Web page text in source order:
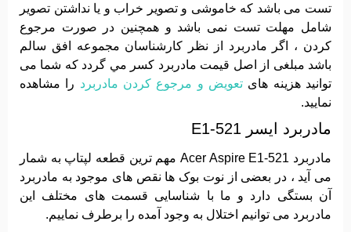
تست می باشد که خاموشی و تصویر خراب و یا نداشتن تصویر
شامل مهلت تست نمی باشد و همچنین در صورت مرجوع
کردن ، اگر مادربرد از نظر کارشناسان مجموعه افق سالم
باشد مبلغی از اصل قیمت مادربرد کسر مي گردد که شما می
توانید هزینه های تعویض و مرجوع کردن مادربرد را مشاهده
نمایید.
مادربرد ایسر E1-521
مادربرد Acer Aspire E1-521 مهم ترین قطعه لپتاپ به شمار
می آید ، در بعضی از نوت بوک ها نقص های موجود به مادربرد
آن بستگی دارد و ما با شناسایی قسمت های مختلف این
مادربرد می توانیم اختلال به وجود آمده را برطرف نماییم.